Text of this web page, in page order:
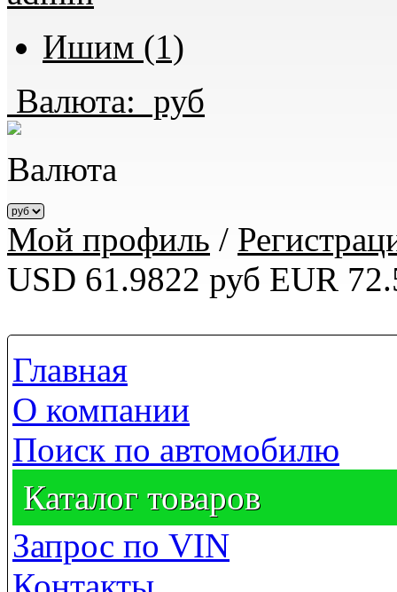
Ишим (1)
Валюта: руб
Валюта
Мой профиль /
USD 61.9822 руб EUR
Главная
О компании
Поиск по автомобилю
Каталог товаров
Запрос по VIN